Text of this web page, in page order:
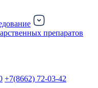
препаратов
+7(8662) 72-03-42